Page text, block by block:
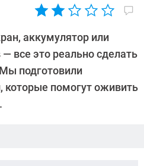
аккумулятор или
все это реально сделать
подготовили
которые помогут оживить